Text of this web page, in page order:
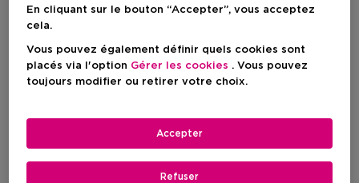
En cliquant sur le bouton “Accepter”, vous acceptez
cela.
Vous pouvez également définir quels cookies sont
placés via l'option Gérer les cookies . Vous pouvez
toujours modifier ou retirer votre choix.
Refuser
Accepter